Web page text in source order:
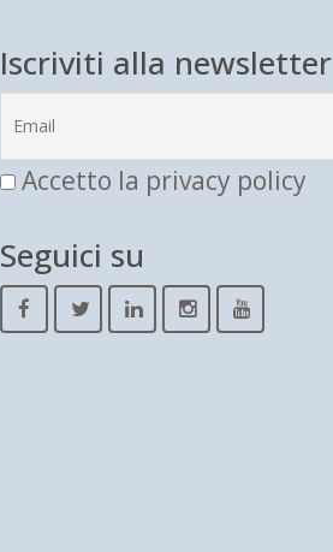
Iscriviti alla newsletter
Accetto la privacy policy
Seguici su